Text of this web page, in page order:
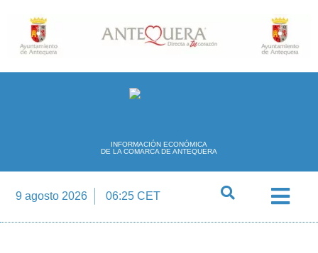
INFORMACIÓN ECONÓMICA
DE LA COMARCA DE ANTEQUERA
9 agosto 2026 06:25 CET